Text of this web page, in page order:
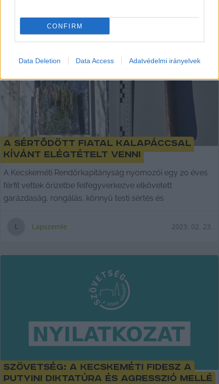
CONFIRM
Data Deletion Data Access Adatvédelmi irányelvek
A sértődött fiatal kalapáccsal
kívánt elégtételt venni
A Kecskeméti Rendőrkapitányság nyomozói egy 20 éves
férfit vettek őrizetbe felfegyverkezve elkövetett
garázdaság, rongálás, könnyű testi sértés és
L Lapszemle 2023. 02. 23.
Szövetség: A kecskeméti Fidesz a
putyini diktatúra és agresszió mellé